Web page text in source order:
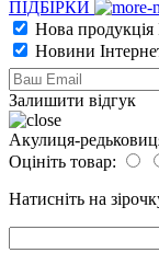
ПІДБІРКИ
Нова продукція
Новини
Залишити відгук
Акулиця-
Оцініть товар:
Натисніть на